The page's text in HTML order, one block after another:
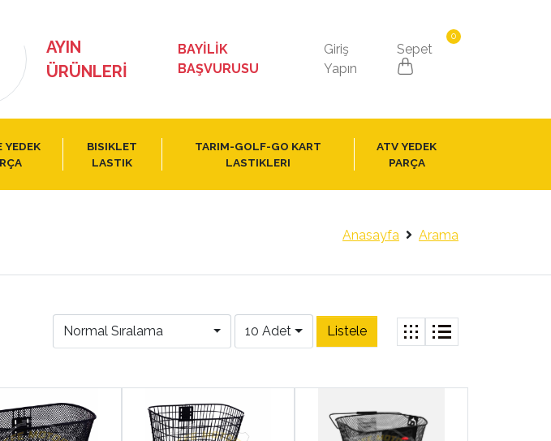
AYIN
ÜRÜNLERI
BAYİLİK
BAŞVURUSU
Giriş
Yapın
Sepet
0
YEDEK
BISIKLET
LASTIK
TARIM-GOLF-GO KART
LASTIKLERI
ATV YEDEK
PARÇA
Anasayfa Arama
Normal Sıralama 10 Adet